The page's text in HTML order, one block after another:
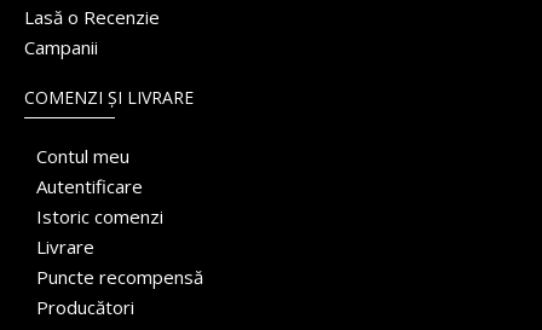
Lasă o Recenzie
Campanii
COMENZI ȘI LIVRARE
Contul meu
Autentificare
Istoric comenzi
Livrare
Puncte recompensă
Producători